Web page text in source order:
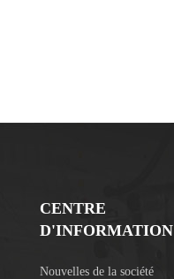
CENTRE
D'INFORMATION
Nouvelles de la société